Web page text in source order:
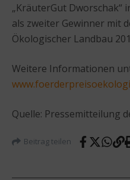
„KräuterGut Dworschak“
als zweiter Gewinner mit
Ökologischer Landbau
Weitere Informationen
Quelle: Pressemitteilung
Beitrag teilen